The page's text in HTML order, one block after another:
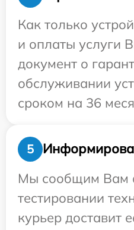
Как только
и оплаты услуги
документ о
обслуживании
сроком на 36
5
Мы сообщим Вам
тестировании
курьер доставит